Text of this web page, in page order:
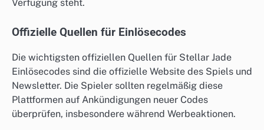
Verfügung steht.
Offizielle Quellen für Einlösecodes
Die wichtigsten offiziellen Quellen für Stellar Jade
Einlösecodes sind die offizielle Website des Spiels und
Newsletter. Die Spieler sollten regelmäßig diese
Plattformen auf Ankündigungen neuer Codes
überprüfen, insbesondere während Werbeaktionen.